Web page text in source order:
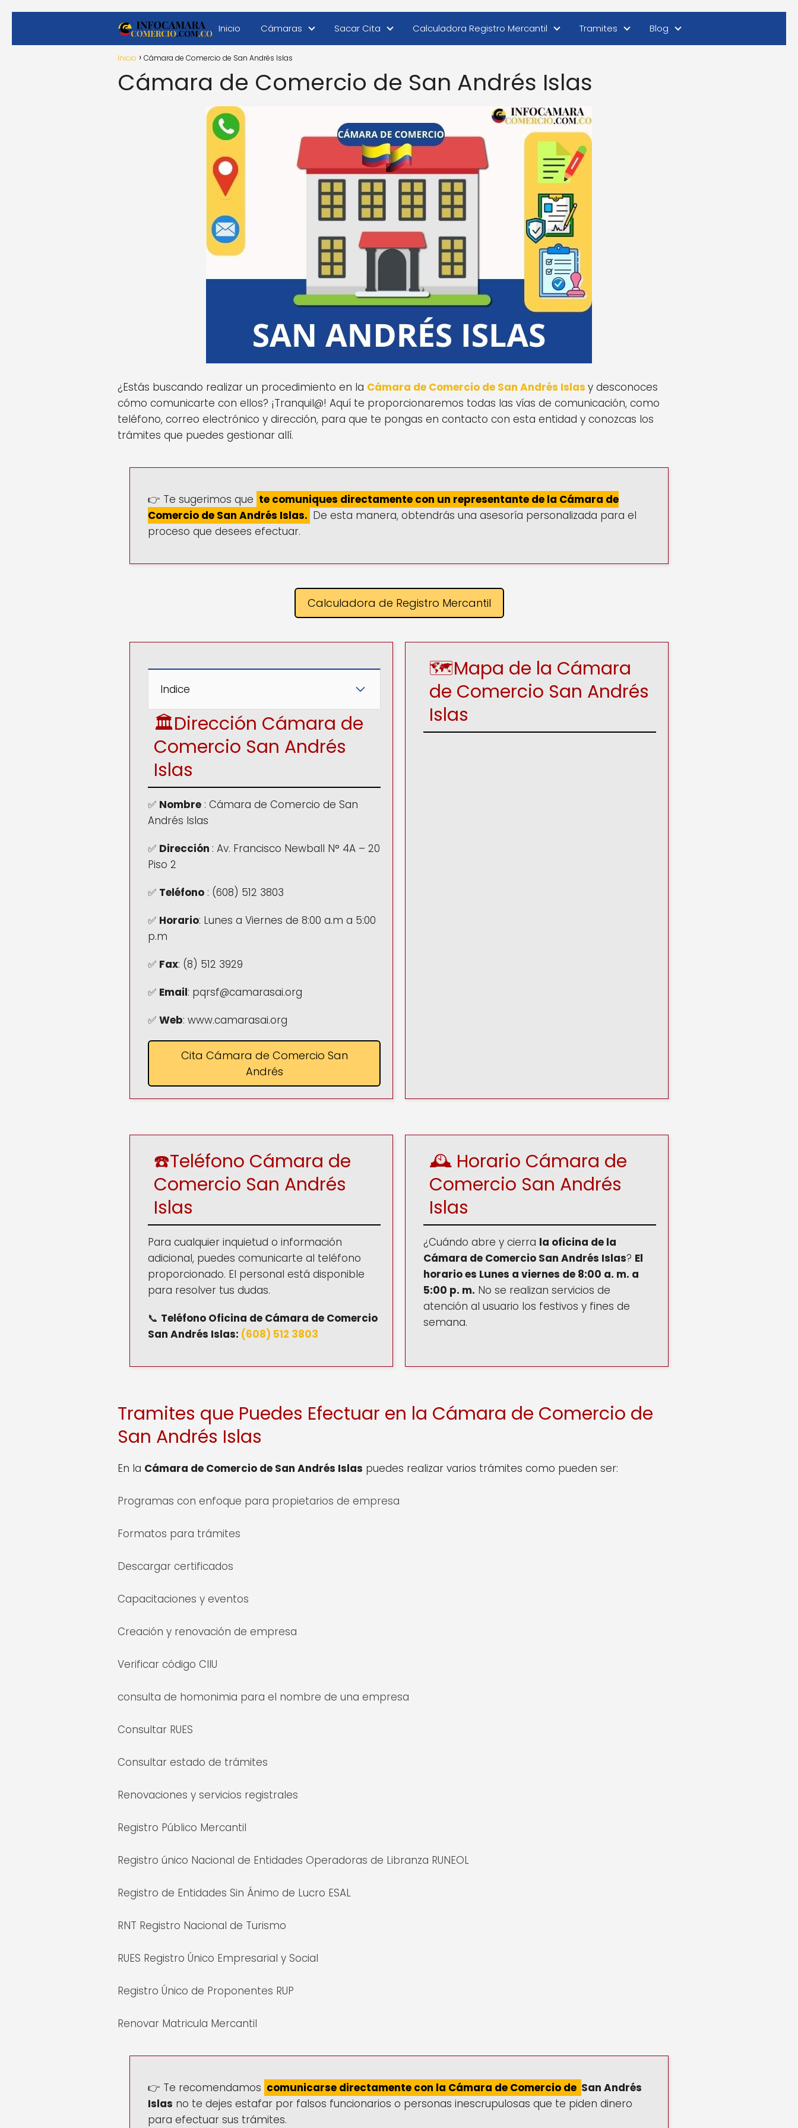
Inicio Cámaras Sacar Cita Calculadora Registro Mercantil Tramites Blog
Inicio Cámara de Comercio de San Andrés Islas
Cámara de Comercio de San Andrés Islas
¿Estás buscando realizar un procedimiento en la Cámara de Comercio de San Andrés Islas y desconoces
cómo comunicarte con ellos? ¡Tranquil@! Aquí te proporcionaremos todas las vías de comunicación, como
teléfono, correo electrónico y dirección, para que te pongas en contacto con esta entidad y conozcas los
trámites que puedes gestionar allí.
👉 Te sugerimos que te comuniques directamente con un representante de la Cámara de
Comercio de San Andrés Islas. De esta manera, obtendrás una asesoría personalizada para el
proceso que desees efectuar.
Calculadora de Registro Mercantil
Indice
🏛️Dirección Cámara de
Comercio San Andrés
Islas
✅ Nombre : Cámara de Comercio de San
Andrés Islas
✅ Dirección : Av. Francisco Newball N° 4A – 20
Piso 2
✅ Teléfono : (608) 512 3803
✅ Horario: Lunes a Viernes de 8:00 a.m a 5:00
p.m
✅ Fax: (8) 512 3929
✅ Email: pqrsf@camarasai.org
✅ Web: www.camarasai.org
Cita Cámara de Comercio San
Andrés
🗺️Mapa de la Cámara
de Comercio San Andrés
Islas
☎️Teléfono Cámara de
Comercio San Andrés
Islas
Para cualquier inquietud o información
adicional, puedes comunicarte al teléfono
proporcionado. El personal está disponible
para resolver tus dudas.
📞 Teléfono Oficina de Cámara de Comercio
San Andrés Islas: (608) 512 3803
🕰️ Horario Cámara de
Comercio San Andrés
Islas
¿Cuándo abre y cierra la oficina de la
Cámara de Comercio San Andrés Islas? El
horario es Lunes a viernes de 8:00 a. m. a
5:00 p. m. No se realizan servicios de
atención al usuario los festivos y fines de
semana.
Tramites que Puedes Efectuar en la Cámara de Comercio de
San Andrés Islas
En la Cámara de Comercio de San Andrés Islas puedes realizar varios trámites como pueden ser:
Programas con enfoque para propietarios de empresa
Formatos para trámites
Descargar certificados
Capacitaciones y eventos
Creación y renovación de empresa
Verificar código CIIU
consulta de homonimia para el nombre de una empresa
Consultar RUES
Consultar estado de trámites
Renovaciones y servicios registrales
Registro Público Mercantil
Registro único Nacional de Entidades Operadoras de Libranza RUNEOL
Registro de Entidades Sin Ánimo de Lucro ESAL
RNT Registro Nacional de Turismo
RUES Registro Único Empresarial y Social
Registro Único de Proponentes RUP
Renovar Matricula Mercantil
👉 Te recomendamos comunicarse directamente con la Cámara de Comercio de San Andrés
Islas no te dejes estafar por falsos funcionarios o personas inescrupulosas que te piden dinero
para efectuar sus trámites.